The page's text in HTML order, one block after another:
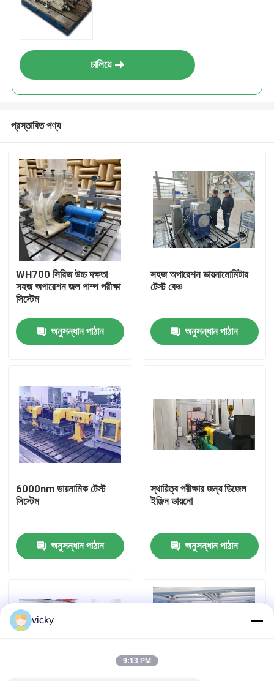
আমাদের সম্বন্ধে
কারখানা ভ্রমণ
খবর
মামলা
টর্ক ডায়নামিটার
চালিয়ে
প্রস্তাবিত পণ্য
WH700 সিরিজ উচ্চ দক্ষতা
সহজ অপারেশন জল পাম্প পরীক্ষা
সিস্টেম
অনুসন্ধান পাঠান
সহজ অপারেশন ডায়নামোমিটার
টেস্ট বেঞ্চ
অনুসন্ধান পাঠান
6000nm ডায়নামিক টেস্ট
সিস্টেম
অনুসন্ধান পাঠান
স্থায়িত্ব পরীক্ষার জন্য ডিজেল
ইঞ্জিন ডায়নো
অনুসন্ধান পাঠান
vicky
9:13 PM